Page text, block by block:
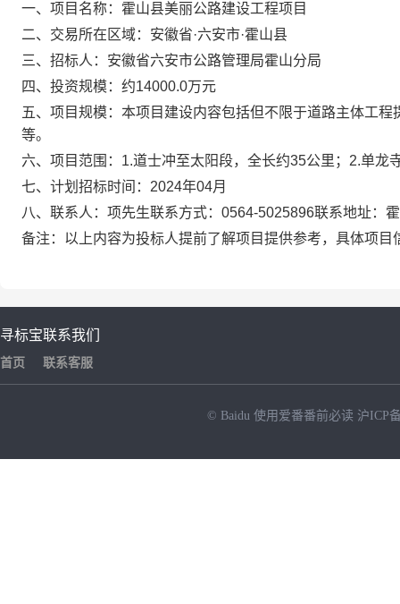
一、项目名称：霍山县美丽公路建设工程项目
二、交易所在区域：安徽省·六安市·霍山县
三、招标人：安徽省六安市公路管理局霍山分局
四、投资规模：约14000.0万元
五、项目规模：本项目建设内容包括但不限于道路主体工
等。
六、项目范围：1.道士冲至太阳段，全长约35公里；2.单龙
七、计划招标时间：2024年04月
八、联系人：项先生联系方式：0564-5025896联系地址：
备注：以上内容为投标人提前了解项目提供参考，具体项目
寻标宝
首页
联系我们
联系客服
© Baidu 使用爱番番前必读 沪ICP